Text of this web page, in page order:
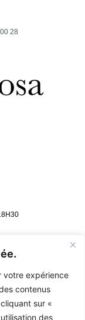
votre expérience
contenus
sur «
des
28